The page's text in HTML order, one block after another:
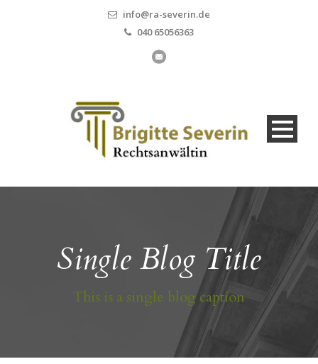
info@ra-severin.de
040 65056363
Single Blog Title
This is a single blog caption